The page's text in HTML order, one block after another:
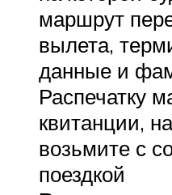
маршрут
вылета,
данные и
Распечатку
квитанции,
возьмите с
поездкой